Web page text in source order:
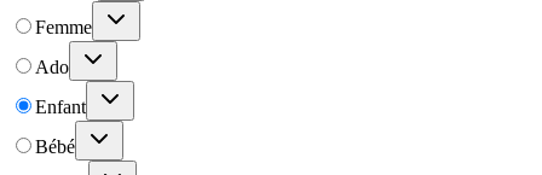
Femme
Ado
Enfant
Bébé